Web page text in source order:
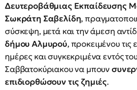
Δευτεροβάθμιας Εκπαίδευσης
Σωκράτη Σαβελίδη,
σύσκεψη, μετά και την άμεση
δήμου Αλμυρού, προκειμένου τις
ημέρες και συγκεκριμένα εντός
Σαββατοκύριακου να μπουν
επιδιορθώσουν τις ζημιές.